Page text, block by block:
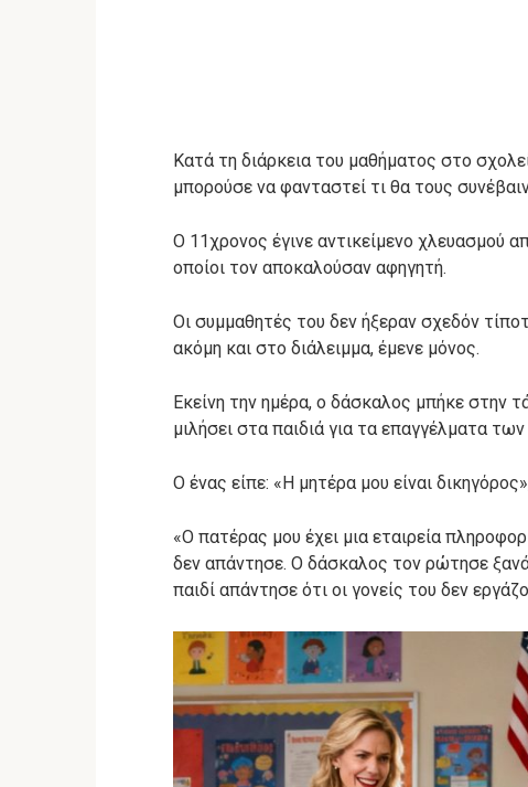
Κατά τη διάρκεια του μαθήματος στο
μπορούσε να φανταστεί τι θα τους
Ο 11χρονος έγινε αντικείμενο χλευασμού
οποίοι τον αποκαλούσαν αφηγητή.
Οι συμμαθητές του δεν ήξεραν σχεδόν
ακόμη και στο διάλειμμα, έμενε μόνος.
Εκείνη την ημέρα, ο δάσκαλος μπήκε στην
μιλήσει στα παιδιά για τα επαγγέλματα
Ο ένας είπε: «Η μητέρα μου είναι
«Ο πατέρας μου έχει μια εταιρεία
δεν απάντησε. Ο δάσκαλος τον ρώτησε
παιδί απάντησε ότι οι γονείς του δεν